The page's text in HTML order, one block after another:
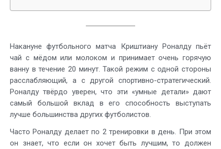
Накануне футбольного матча Криштиану Роналду пьёт
чай с мёдом или молоком и принимает очень горячую
ванну в течение 20 минут. Такой режим с одной стороны
расслабляющий, а с другой спортивно-стратегический.
Роналду твёрдо уверен, что эти «умные детали» дают
самый большой вклад в его способность выступать
лучше большинства других футболистов.
Часто Роналду делает по 2 тренировки в день. При этом
он знает, что если он хочет быть лучшим, то должен